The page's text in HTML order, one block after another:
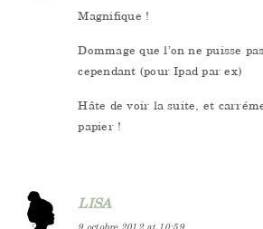
Magnifique !
Dommage que l’on ne puisse
cependant (pour Ipad par ex)
Hâte de voir la suite, et
papier !
LISA
9 octobre 2012 at 10:59